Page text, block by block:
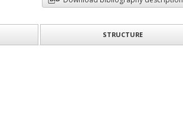
STRUCTURE